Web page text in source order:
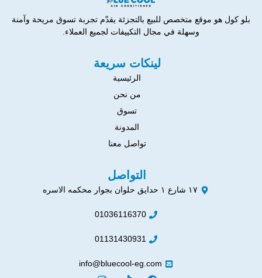
بلو كول هو موقع متخصص للبيع بالتجزئة يقدّم تجربة تسوق مريحة وآمنة
وسهلة في مجال التكييفات لجميع العملاء.
لينكات سريعة
الرئيسية
من نحن
تسوق
المدونة
تواصل معنا
التواصل
١٧ شارع ١ حدايق حلوان بجوار محكمه الاسره
01036116370
01131430931
info@bluecool-eg.com